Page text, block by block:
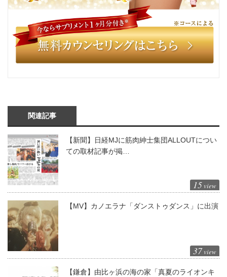
関連記事
【新聞】日経MJに筋肉紳士集団ALLOUTについ
ての取材記事が掲…
15 view
【MV】カノエラナ「ダンストゥダンス」に出演
37 view
【鎌倉】由比ヶ浜の海の家「真夏のライオンキ